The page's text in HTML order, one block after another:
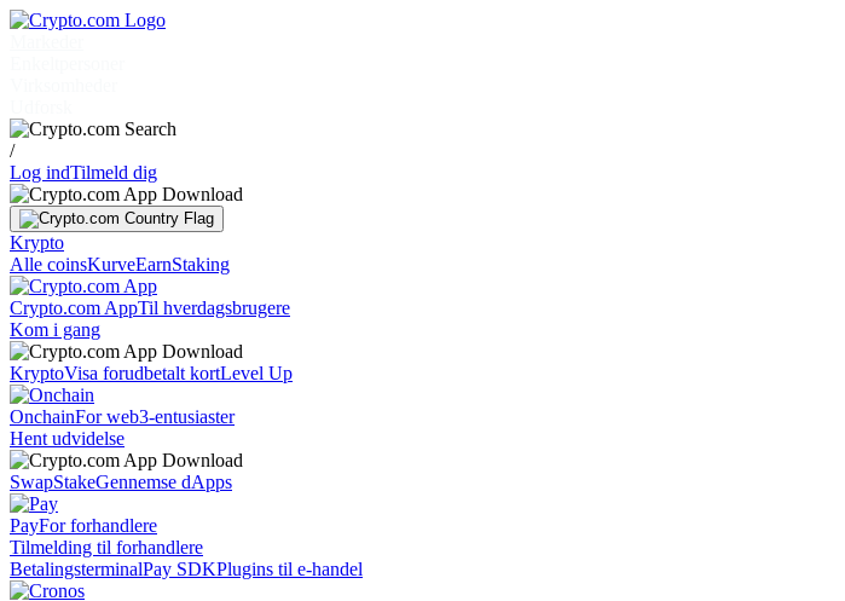
/
Log indTilmeld dig
Krypto
Alle coinsKurveEarnStaking
Crypto.com AppTil hverdagsbrugere
Kom i gang
KryptoVisa forudbetalt kortLevel Up
OnchainFor web3-entusiaster
Hent udvidelse
SwapStakeGennemse dApps
PayFor forhandlere
Tilmelding til forhandlere
BetalingsterminalPay SDKPlugins til e-handel